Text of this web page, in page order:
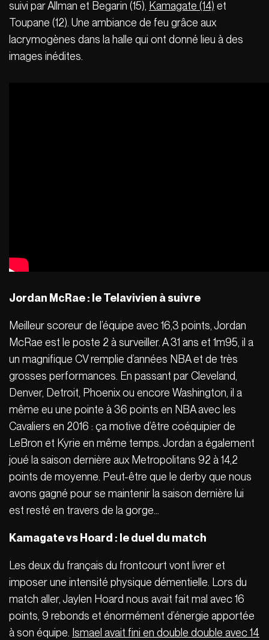
suivi par Allman et Begarin (15), Kamagate (14) et
Toupane (12). Une ambiance de feu grâce aux
lacrymogènes dans la halle qui ont donné lieu à des
images inédites.
Jordan McRae : le Telavivien à suivre
Meilleur scoreur de l’équipe avec 16,3 points, Jordan
McRae est le poste 2 à surveiller. A 31 ans et 1m95, il a
un magnifique CV remplie d’années NBA et de très
grosses performances. En passant par Cleveland,
Denver, Detroit, Phoenix ou encore Washington, il a
même eu une pointe à 36 points en NBA avec les
Cavaliers en 2016 : ça motive d’être coéquipier de
LeBron et Kyrie en même temps. Jordan a également
joué la saison dernière aux Metropolitans 92 à 14,2
points de moyenne. Peut-être que le derby que nous
avons gagné pour se maintenir la saison dernière lui
est resté en travers de la gorge…
Kamagate vs Hoard : le duel du match
Les deux du français du frontcourt vont livrer et
imposer une intensité physique démentielle. Lors du
match aller, Jaylen Hoard nous avait fait mal avec 16
points, 9 rebonds et énormément d’énergie apportée
à son équipe. Ismael avait fini en double double avec 14